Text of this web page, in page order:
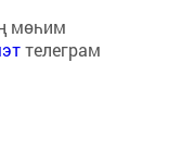
мөһим
телеграм